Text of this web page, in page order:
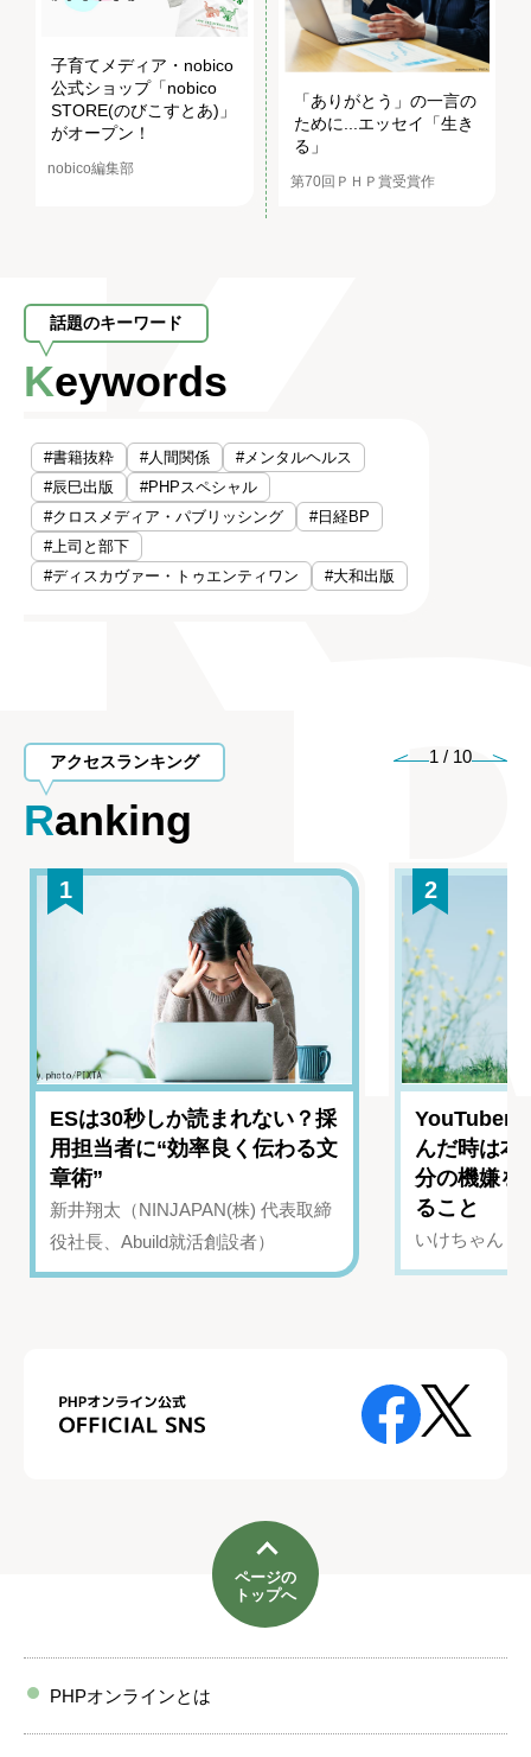
子育てメディア・nobico
公式ショップ「nobico
STORE(のびこすとあ)」
がオープン！
nobico編集部
「ありがとう」の一言の
ために...エッセイ「生き
る」
第70回ＰＨＰ賞受賞作
話題のキーワード
Keywords
#書籍抜粋 #人間関係
#メンタルヘルス
#辰巳出版
#PHPスペシャル
#クロスメディア・パブリッシング
#日経BP
#上司と部下
#ディスカヴァー・トゥエンティワン
#大和出版
アクセスランキング
Ranking
1 / 10
1
ESは30秒しか読まれない？採
用担当者に“効率良く伝わる文
章術”
新井翔太（NINJAPAN(株) 代表取締
役社長、Abuild就活創設者）
2
YouTuber
んだ時は
分の機嫌を
ること
いけちゃん（
ページの
トップへ
PHPオンラインとは